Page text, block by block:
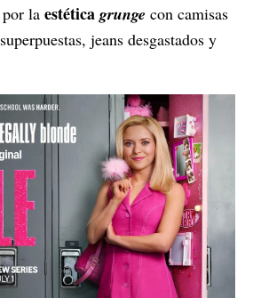
por la estética grunge con camisas
jeans desgastados y